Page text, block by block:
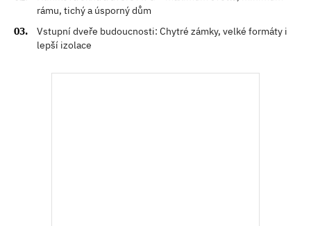
rámu, tichý a úsporný dům
Vstupní dveře budoucnosti: Chytré zámky, velké formáty i
lepší izolace